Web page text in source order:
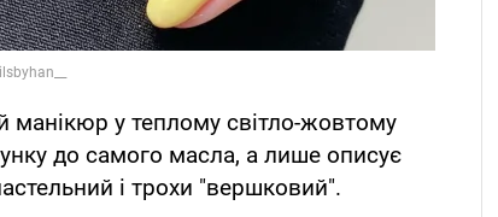
манікюр у теплому світло-жовтому
до самого масла, а лише описує
і трохи "вершковий".